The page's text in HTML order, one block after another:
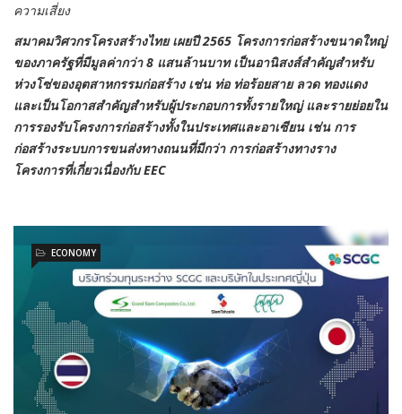
ความเสี่ยง
สมาคมวิศวกรโครงสร้างไทย เผยปี 2565 โครงการก่อสร้างขนาดใหญ่
ของภาครัฐที่มีมูลค่ากว่า 8 แสนล้านบาท เป็นอานิสงส์สำคัญสำหรับ
ห่วงโซ่ของอุตสาหกรรมก่อสร้าง เช่น ท่อ ท่อร้อยสาย ลวด ทองแดง
และเป็นโอกาสสำคัญสำหรับผู้ประกอบการทั้งรายใหญ่ และรายย่อยใน
การรองรับโครงการก่อสร้างทั้งในประเทศและอาเซียน เช่น การ
ก่อสร้างระบบการขนส่งทางถนนที่มีกว่า การก่อสร้างทางราง
โครงการที่เกี่ยวเนื่องกับ EEC
ECONOMY